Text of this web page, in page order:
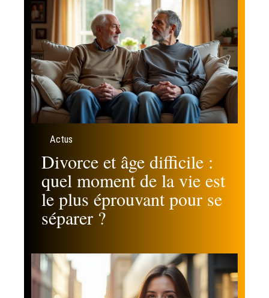
Actus
Divorce et âge difficile :
quel moment de la vie est
le plus éprouvant pour se
séparer ?